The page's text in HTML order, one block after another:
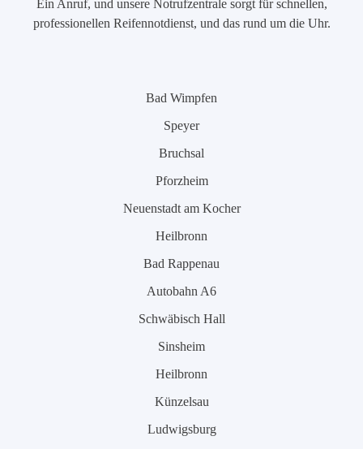
Ein Anruf, und unsere Notrufzentrale sorgt für schnellen,
professionellen Reifennotdienst, und das rund um die Uhr.
Bad Wimpfen
Speyer
Bruchsal
Pforzheim
Neuenstadt am Kocher
Heilbronn
Bad Rappenau
Autobahn A6
Schwäbisch Hall
Sinsheim
Heilbronn
Künzelsau
Ludwigsburg